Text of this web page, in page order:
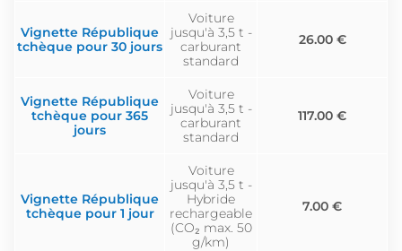
Vignette République
tchèque pour 30 jours
Voiture
jusqu'à 3,5 t -
carburant
standard
26.00 €
Vignette République
tchèque pour 365
jours
Voiture
jusqu'à 3,5 t -
carburant
standard
117.00 €
Vignette République
tchèque pour 1 jour
Voiture
jusqu'à 3,5 t -
Hybride
rechargeable
(CO₂ max. 50
g/km)
7.00 €